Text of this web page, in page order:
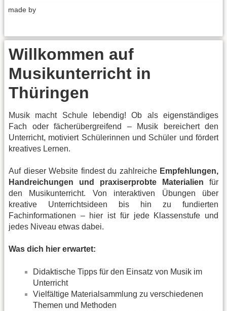
made by
Willkommen auf
Musikunterricht in
Thüringen
Musik macht Schule lebendig! Ob als eigenständiges
Fach oder fächerübergreifend – Musik bereichert den
Unterricht, motiviert Schülerinnen und Schüler und fördert
kreatives Lernen.
Auf dieser Website findest du zahlreiche Empfehlungen,
Handreichungen und praxiserprobte Materialien für
den Musikunterricht. Von interaktiven Übungen über
kreative Unterrichtsideen bis hin zu fundierten
Fachinformationen – hier ist für jede Klassenstufe und
jedes Niveau etwas dabei.
Was dich hier erwartet:
Didaktische Tipps für den Einsatz von Musik im
Unterricht
Vielfältige Materialsammlung zu verschiedenen
Themen und Methoden